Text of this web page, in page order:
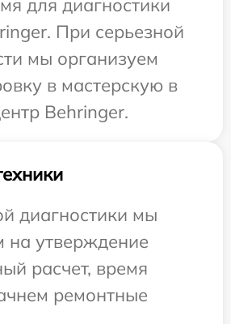
для диагностики
При серьезной
мы организуем
в мастерскую в
Behringer.
диагностики мы
на утверждение
расчет, время
ремонтные